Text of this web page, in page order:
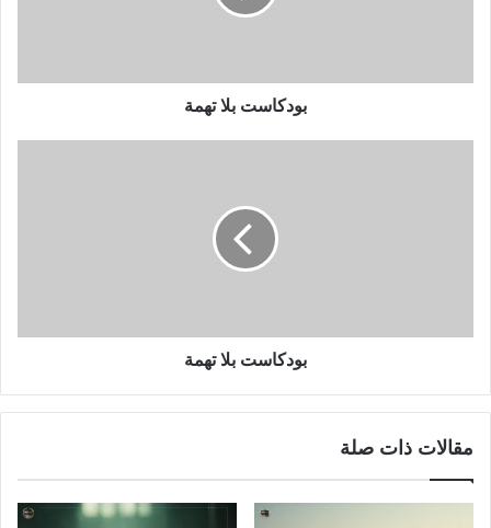
بودكاست بلا تهمة
بودكاست بلا تهمة
مقالات ذات صلة